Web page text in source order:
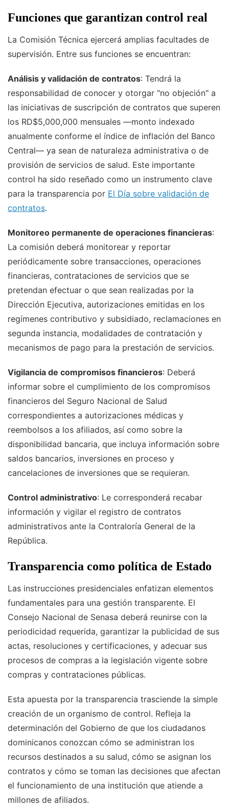
Funciones que garantizan control real
La Comisión Técnica ejercerá amplias facultades de
supervisión. Entre sus funciones se encuentran:
Análisis y validación de contratos: Tendrá la
responsabilidad de conocer y otorgar "no objeción" a
las iniciativas de suscripción de contratos que superen
los RD$5,000,000 mensuales —monto indexado
anualmente conforme el índice de inflación del Banco
Central— ya sean de naturaleza administrativa o de
provisión de servicios de salud. Este importante
control ha sido reseñado como un instrumento clave
para la transparencia por El Día sobre validación de
contratos.
Monitoreo permanente de operaciones financieras:
La comisión deberá monitorear y reportar
periódicamente sobre transacciones, operaciones
financieras, contrataciones de servicios que se
pretendan efectuar o que sean realizadas por la
Dirección Ejecutiva, autorizaciones emitidas en los
regímenes contributivo y subsidiado, reclamaciones en
segunda instancia, modalidades de contratación y
mecanismos de pago para la prestación de servicios.
Vigilancia de compromisos financieros: Deberá
informar sobre el cumplimiento de los compromisos
financieros del Seguro Nacional de Salud
correspondientes a autorizaciones médicas y
reembolsos a los afiliados, así como sobre la
disponibilidad bancaria, que incluya información sobre
saldos bancarios, inversiones en proceso y
cancelaciones de inversiones que se requieran.
Control administrativo: Le corresponderá recabar
información y vigilar el registro de contratos
administrativos ante la Contraloría General de la
República.
Transparencia como política de Estado
Las instrucciones presidenciales enfatizan elementos
fundamentales para una gestión transparente. El
Consejo Nacional de Senasa deberá reunirse con la
periodicidad requerida, garantizar la publicidad de sus
actas, resoluciones y certificaciones, y adecuar sus
procesos de compras a la legislación vigente sobre
compras y contrataciones públicas.
Esta apuesta por la transparencia trasciende la simple
creación de un organismo de control. Refleja la
determinación del Gobierno de que los ciudadanos
dominicanos conozcan cómo se administran los
recursos destinados a su salud, cómo se asignan los
contratos y cómo se toman las decisiones que afectan
el funcionamiento de una institución que atiende a
millones de afiliados.